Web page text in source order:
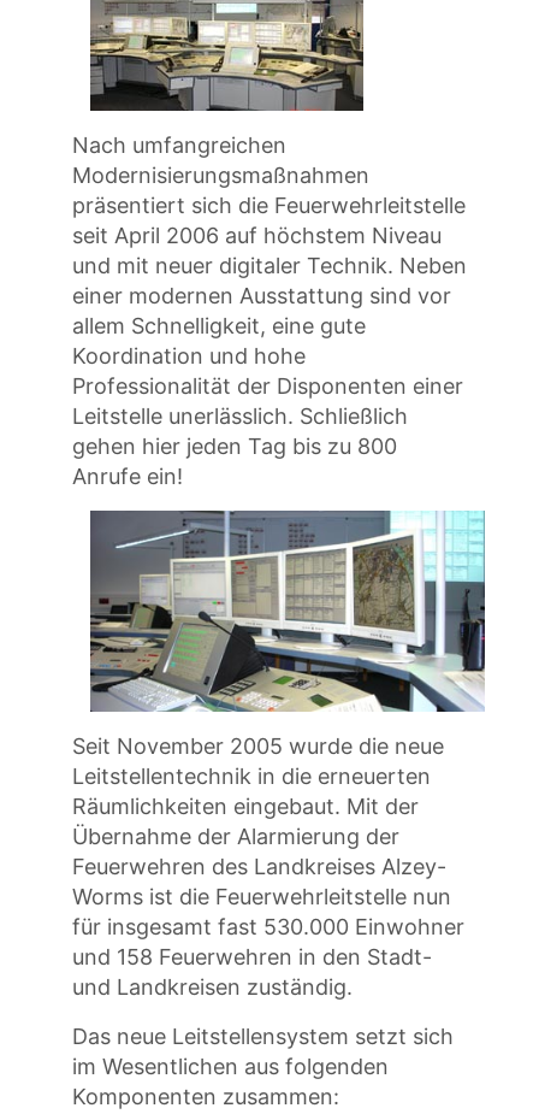
Nach umfangreichen
Modernisierungsmaßnahmen
präsentiert sich die Feuerwehrleitstelle
seit April 2006 auf höchstem Niveau
und mit neuer digitaler Technik. Neben
einer modernen Ausstattung sind vor
allem Schnelligkeit, eine gute
Koordination und hohe
Professionalität der Disponenten einer
Leitstelle unerlässlich. Schließlich
gehen hier jeden Tag bis zu 800
Anrufe ein!
Seit November 2005 wurde die neue
Leitstellentechnik in die erneuerten
Räumlichkeiten eingebaut. Mit der
Übernahme der Alarmierung der
Feuerwehren des Landkreises Alzey-
Worms ist die Feuerwehrleitstelle nun
für insgesamt fast 530.000 Einwohner
und 158 Feuerwehren in den Stadt-
und Landkreisen zuständig.
Das neue Leitstellensystem setzt sich
im Wesentlichen aus folgenden
Komponenten zusammen: